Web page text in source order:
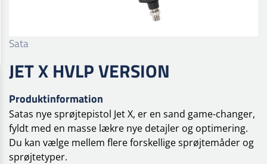
Sata
JET X HVLP VERSION
Produktinformation
Satas nye sprøjtepistol Jet X, er en sand game-changer,
fyldt med en masse lækre nye detajler og optimering.
Du kan vælge mellem flere forskellige sprøjtemåder og
sprøjtetyper.